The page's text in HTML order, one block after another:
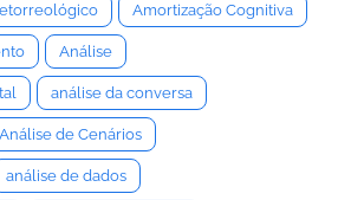
Amortização Cognitiva
Análise
análise da conversa
Análise de Cenários
análise de dados